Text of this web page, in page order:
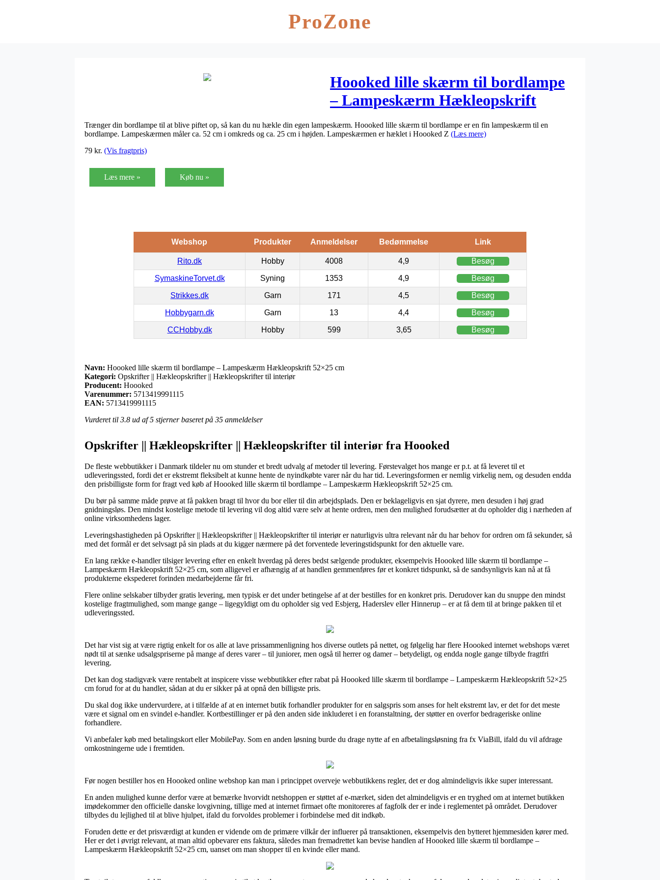
ProZone
Hoooked lille skærm til bordlampe
– Lampeskærm Hækleopskrift
52×25 cm
Trænger din bordlampe til at blive piftet op, så kan du nu hækle din egen lampeskærm. Hoooked lille skærm til bordlampe er en fin lampeskærm til en
bordlampe. Lampeskærmen måler ca. 52 cm i omkreds og ca. 25 cm i højden. Lampeskærmen er hæklet i Hoooked Z (Læs mere)
79 kr. (Vis fragtpris)
Læs mere » Køb nu »
Webshop Produkter Anmeldelser Bedømmelse Link
Rito.dk Hobby 4008 4,9 Besøg
SymaskineTorvet.dk Syning 1353 4,9 Besøg
Strikkes.dk Garn 171 4,5 Besøg
Hobbygarn.dk Garn 13 4,4 Besøg
CCHobby.dk Hobby 599 3,65 Besøg
Navn: Hoooked lille skærm til bordlampe – Lampeskærm Hækleopskrift 52×25 cm
Kategori: Opskrifter || Hækleopskrifter || Hækleopskrifter til interiør
Producent: Hoooked
Varenummer: 5713419991115
EAN: 5713419991115
Vurderet til 3.8 ud af 5 stjerner baseret på 35 anmeldelser
Opskrifter || Hækleopskrifter || Hækleopskrifter til interiør fra Hoooked
De fleste webbutikker i Danmark tildeler nu om stunder et bredt udvalg af metoder til levering. Førstevalget hos mange er p.t. at få leveret til et
udleveringssted, fordi det er ekstremt fleksibelt at kunne hente de nyindkøbte varer når du har tid. Leveringsformen er nemlig virkelig nem, og desuden endda
den prisbilligste form for fragt ved køb af Hoooked lille skærm til bordlampe – Lampeskærm Hækleopskrift 52×25 cm.
Du bør på samme måde prøve at få pakken bragt til hvor du bor eller til din arbejdsplads. Den er beklageligvis en sjat dyrere, men desuden i høj grad
gnidningsløs. Den mindst kostelige metode til levering vil dog altid være selv at hente ordren, men den mulighed forudsætter at du opholder dig i nærheden af
online virksomhedens lager.
Leveringshastigheden på Opskrifter || Hækleopskrifter || Hækleopskrifter til interiør er naturligvis ultra relevant når du har behov for ordren om få sekunder, så
med det formål er det selvsagt på sin plads at du kigger nærmere på det forventede leveringstidspunkt for den aktuelle vare.
En lang række e-handler tilsiger levering efter en enkelt hverdag på deres bedst sælgende produkter, eksempelvis Hoooked lille skærm til bordlampe –
Lampeskærm Hækleopskrift 52×25 cm, som alligevel er afhængig af at handlen gemmenføres før et konkret tidspunkt, så de sandsynligvis kan nå at få
produkterne ekspederet forinden medarbejderne får fri.
Flere online selskaber tilbyder gratis levering, men typisk er det under betingelse af at der bestilles for en konkret pris. Derudover kan du snuppe den mindst
kostelige fragtmulighed, som mange gange – ligegyldigt om du opholder sig ved Esbjerg, Haderslev eller Hinnerup – er at få dem til at bringe pakken til et
udleveringssted.
Det har vist sig at være rigtig enkelt for os alle at lave prissammenligning hos diverse outlets på nettet, og følgelig har flere Hoooked internet webshops været
nødt til at sænke udsalgspriserne på mange af deres varer – til juniorer, men også til herrer og damer – betydeligt, og endda nogle gange tilbyde fragtfri
levering.
Det kan dog stadigvæk være rentabelt at inspicere visse webbutikker efter rabat på Hoooked lille skærm til bordlampe – Lampeskærm Hækleopskrift 52×25
cm forud for at du handler, sådan at du er sikker på at opnå den billigste pris.
Du skal dog ikke undervurdere, at i tilfælde af at en internet butik forhandler produkter for en salgspris som anses for helt ekstremt lav, er det for det meste
være et signal om en svindel e-handler. Kortbestillinger er på den anden side inkluderet i en foranstaltning, der støtter en overfor bedrageriske online
forhandlere.
Vi anbefaler køb med betalingskort eller MobilePay. Som en anden løsning burde du drage nytte af en afbetalingsløsning fra fx ViaBill, ifald du vil afdrage
omkostningerne ude i fremtiden.
Før nogen bestiller hos en Hoooked online webshop kan man i princippet overveje webbutikkens regler, det er dog almindeligvis ikke super interessant.
En anden mulighed kunne derfor være at bemærke hvorvidt netshoppen er støttet af e-mærket, siden det almindeligvis er en tryghed om at internet butikken
imødekommer den officielle danske lovgivning, tillige med at internet firmaet ofte monitoreres af fagfolk der er inde i reglementet på området. Derudover
tilbydes du lejlighed til at blive hjulpet, ifald du forvoldes problemer i forbindelse med dit indkøb.
Foruden dette er det prisværdigt at kunden er vidende om de primære vilkår der influerer på transaktionen, eksempelvis den bytteret hjemmesiden kører med.
Her er det i øvrigt relevant, at man altid opbevarer ens faktura, således man fremadrettet kan bevise handlen af Hoooked lille skærm til bordlampe –
Lampeskærm Hækleopskrift 52×25 cm, uanset om man shopper til en kvinde eller mand.